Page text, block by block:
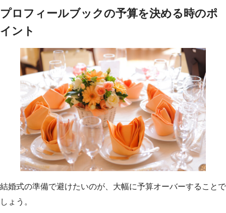
プロフィールブックの予算を決める時のポ
イント
結婚式の準備で避けたいのが、大幅に予算オーバーすることで
しょう。